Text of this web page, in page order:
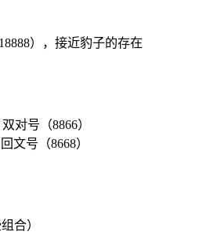
），接近豹子的存在
对号（8866）
文号（8668）
合）